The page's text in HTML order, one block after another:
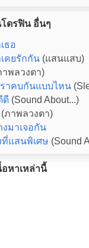
โดรฟิน อื่นๆ
ธอ
คยรักกัน(แสนแสบ)
าพลวงตา)
ราคบกันแบบไหน
ดี(Sound About...)
(ภาพลวงตา)
มาเจอกัน
ที่แสนพิเศษ (Sound
หาเหล่านี้